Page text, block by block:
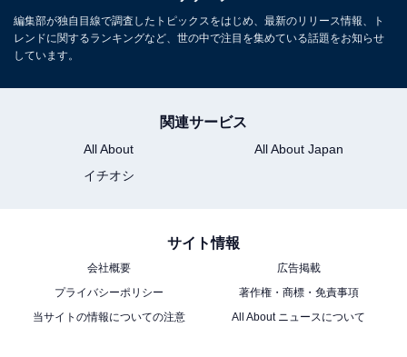
編集部が独自目線で調査したトピックスをはじめ、最新のリリース情報、ト
レンドに関するランキングなど、世の中で注目を集めている話題をお知らせ
しています。
関連サービス
All About
All About Japan
イチオシ
サイト情報
会社概要
広告掲載
プライバシーポリシー
著作権・商標・免責事項
当サイトの情報についての注意
All About ニュースについて